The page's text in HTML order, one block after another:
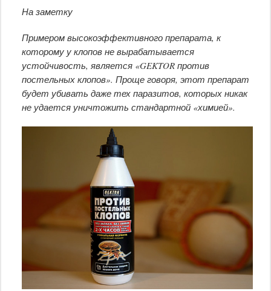
На заметку
Примером высокоэффективного препарата, к
которому у клопов не вырабатывается
устойчивость, является «GEKTOR против
постельных клопов». Проще говоря, этот препарат
будет убивать даже тех паразитов, которых никак
не удается уничтожить стандартной «химией».